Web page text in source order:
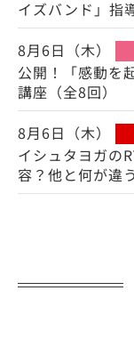
イズバンド」指
8月6日（木）
公開！「感動を
講座（全8回）
8月6日（木）
イシュタヨガの
容？他と何が違